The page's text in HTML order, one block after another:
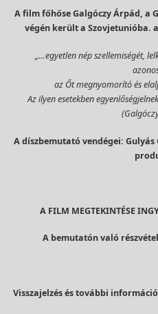
A film főhőse Galgóczy Árpád, a
végén került a Szovjetunióba.
„…egyetlen nép szellemiségét,
az Őt megnyomorító és
Az ilyen esetekben
A díszbemutató vendégei:
A FILM MEGTEKINTÉSE
A bemutatón való
Visszajelzés és további